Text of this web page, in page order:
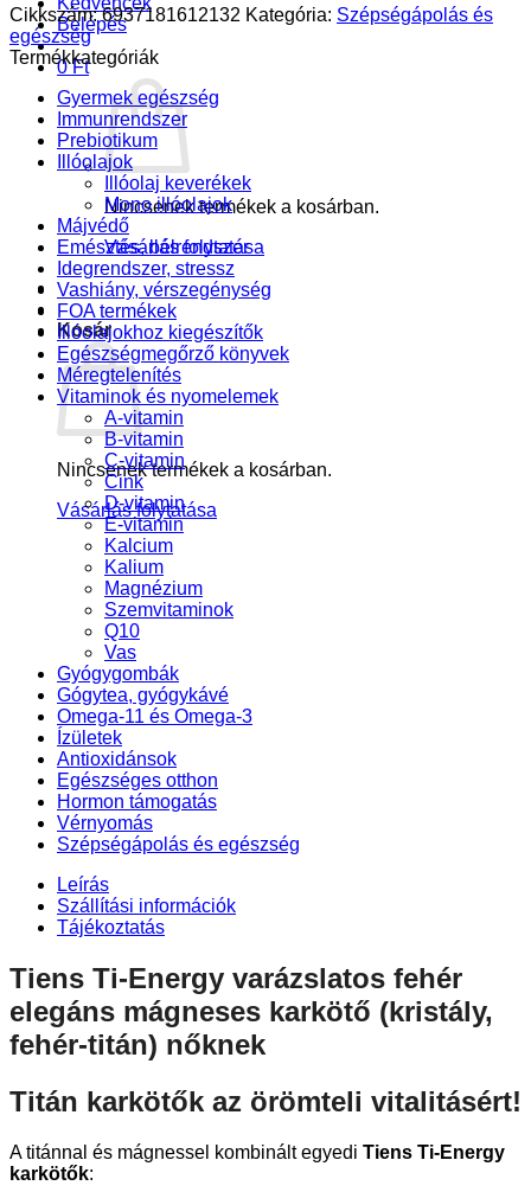
Belépés
0Ft
Nincsenek termékek a kosárban.
Vásárlás folytatása
Kosár
Nincsenek termékek a kosárban.
Vásárlás folytatása
Cikkszám:6937181612132 Kategória: Szépségápolás és
egészség
Termékkategóriák
Gyermek egészség
Immunrendszer
Prebiotikum
Illóolajok
Illóolaj keverékek
Mono illóolajok
Májvédő
Emésztés, bélrendszer
Idegrendszer, stressz
Vashiány, vérszegénység
FOA termékek
Illóolajokhoz kiegészítők
Egészségmegőrző könyvek
Méregtelenítés
Vitaminok és nyomelemek
A-vitamin
B-vitamin
C-vitamin
Cink
D-vitamin
E-vitamin
Kalcium
Kalium
Magnézium
Szemvitaminok
Q10
Vas
Gyógygombák
Gógytea, gyógykávé
Omega-11 és Omega-3
Ízületek
Antioxidánsok
Egészséges otthon
Hormon támogatás
Vérnyomás
Szépségápolás és egészség
Leírás
Szállítási információk
Tájékoztatás
Tiens Ti-Energy varázslatos fehér
elegáns mágneses karkötő (kristály,
fehér-titán) nőknek
Titán karkötők az örömteli vitalitásért!
A titánnal és mágnessel kombinált egyedi Tiens Ti-Energy
karkötők: